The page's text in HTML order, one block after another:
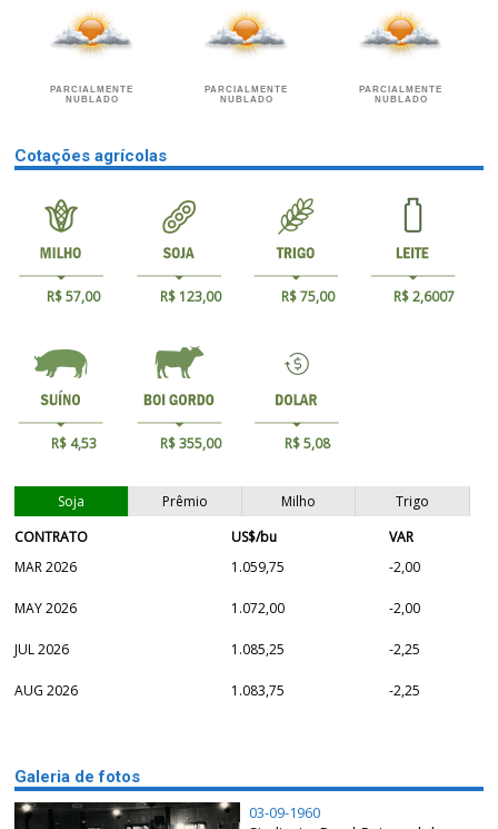
PARCIALMENTE
NUBLADO
PARCIALMENTE
NUBLADO
PARCIALMENTE
NUBLADO
Cotações agrícolas
R$ 57,00 R$ 123,00 R$ 75,00 R$ 2,6007
R$ 4,53 R$ 355,00 R$ 5,08
Soja Prêmio Milho
Trigo
CONTRATO
US$/bu
VAR
MAR 2026
1.059,75 -2,00
MAY 2026 1.072,00 -2,00
JUL 2026 1.085,25 -2,25
AUG 2026 1.083,75 -2,25
Galeria de fotos
03-09-1960